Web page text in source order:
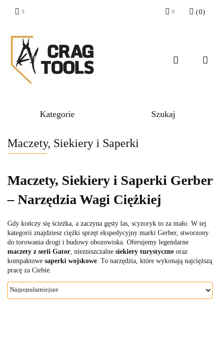
(0)
Kategorie Szukaj
Maczety, Siekiery i Saperki
Maczety, Siekiery i Saperki Gerber
– Narzędzia Wagi Ciężkiej
Gdy kończy się ścieżka, a zaczyna gęsty las, scyzoryk to za mało. W tej
kategorii znajdziesz ciężki sprzęt ekspedycyjny marki Gerber, stworzony
do torowania drogi i budowy obozowiska. Oferujemy legendarne
maczety z serii Gator , niezniszczalne siekiery turystyczne oraz
kompaktowe saperki wojskowe . To narzędzia, które wykonają najcięższą
pracę za Ciebie.